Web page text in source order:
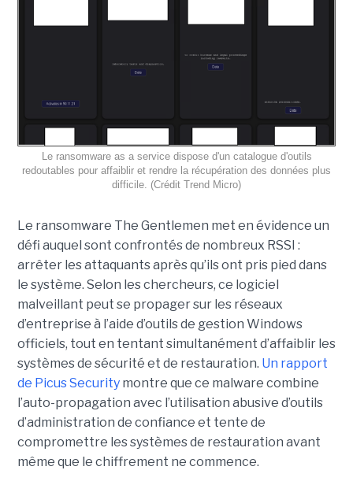
Le ransomware as a service dispose d'un catalogue d'outils
redoutables pour affaiblir et rendre la récupération des données plus
difficile. (Crédit Trend Micro)
Le ransomware The Gentlemen met en évidence un
défi auquel sont confrontés de nombreux RSSI :
arrêter les attaquants après qu’ils ont pris pied dans
le système. Selon les chercheurs, ce logiciel
malveillant peut se propager sur les réseaux
d’entreprise à l’aide d’outils de gestion Windows
officiels, tout en tentant simultanément d’affaiblir les
systèmes de sécurité et de restauration. Un rapport
de Picus Securitymontre que ce malware combine
l’auto-propagation avec l’utilisation abusive d’outils
d’administration de confiance et tente de
compromettre les systèmes de restauration avant
même que le chiffrement ne commence.